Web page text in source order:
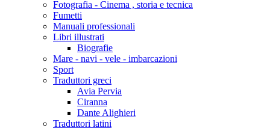
Fotografia - Cinema , storia e tecnica
Fumetti
Manuali professionali
Libri illustrati
Biografie
Mare - navi - vele - imbarcazioni
Sport
Traduttori greci
Avia Pervia
Ciranna
Dante Alighieri
Traduttori latini